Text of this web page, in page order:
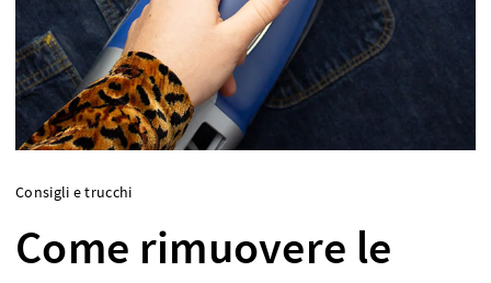
Consigli e trucchi
Come rimuovere le